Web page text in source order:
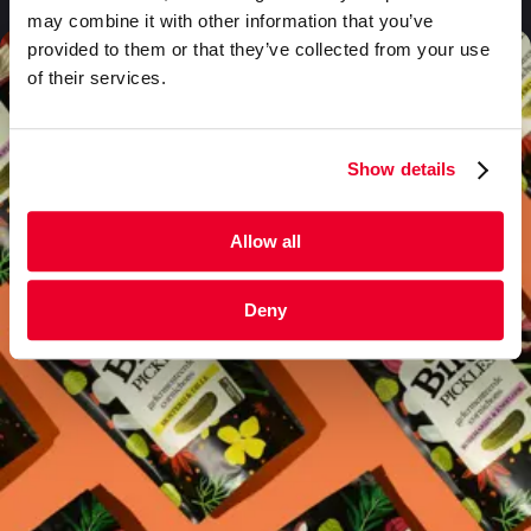
may combine it with other information that you’ve
provided to them or that they’ve collected from your use
of their services.
Show details
Allow all
Deny